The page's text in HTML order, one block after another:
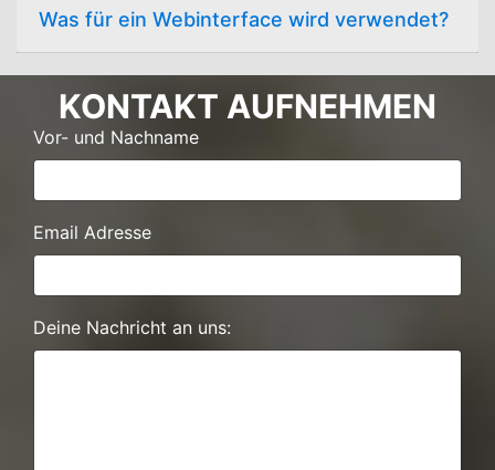
Was für ein Webinterface wird verwendet?
KONTAKT AUFNEHMEN
Vor- und Nachname
Email Adresse
Deine Nachricht an uns: